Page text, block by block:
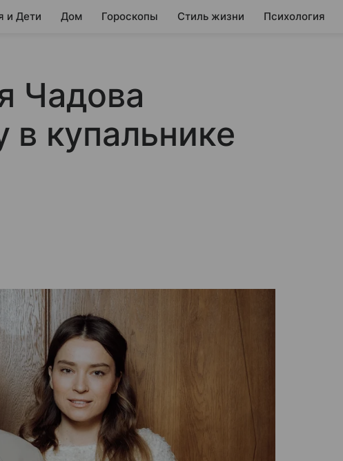
и Дети Дом Гороскопы Стиль жизни Психология
Чадова
в купальнике